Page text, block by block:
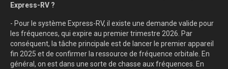
Express-RV ?
- Pour le système Express-RV, il existe une demande valide pour
les fréquences, qui expire au premier trimestre 2026. Par
conséquent, la tâche principale est de lancer le premier appareil
fin 2025 et de confirmer la ressource de fréquence orbitale. En
général, on est dans une sorte de chasse aux fréquences. En